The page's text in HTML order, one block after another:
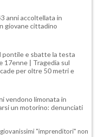
anni accoltellata in
giovane cittadino
pontile e sbatte la testa
17enne | Tragedia sul
per oltre 50 metri e
vendono limonata in
un motorino: denunciati
"imprenditori" non